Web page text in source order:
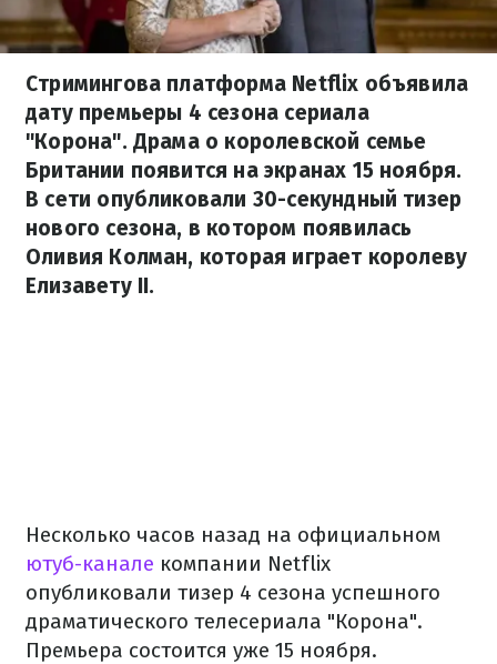
Стримингова платформа Netflix объявила
дату премьеры 4 сезона сериала
"Корона". Драма о королевской семье
Британии появится на экранах 15 ноября.
В сети опубликовали 30-секундный тизер
нового сезона, в котором появилась
Оливия Колман, которая играет королеву
Елизавету II.
Несколько часов назад на официальном
ютуб-канале компании Netflix
опубликовали тизер 4 сезона успешного
драматического телесериала "Корона".
Премьера состоится уже 15 ноября.